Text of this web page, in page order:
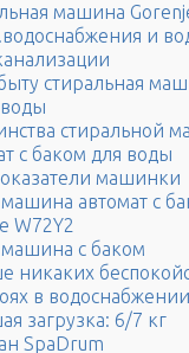
машина
и
стиральная
стиральной
с баком для воды
машинки
автомат с
W72Y2
с баком
никаких
в
загрузка: 6/7 кг
SpaDrum